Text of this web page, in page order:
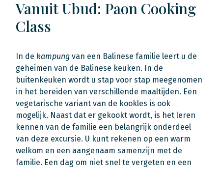
Vanuit Ubud: Paon Cooking
Class
In de kampung van een Balinese familie leert u de
geheimen van de Balinese keuken. In de
buitenkeuken wordt u stap voor stap meegenomen
in het bereiden van verschillende maaltijden. Een
vegetarische variant van de kookles is ook
mogelijk. Naast dat er gekookt wordt, is het leren
kennen van de familie een belangrijk onderdeel
van deze excursie. U kunt rekenen op een warm
welkom en een aangenaam samenzijn met de
familie. Een dag om niet snel te vergeten en een